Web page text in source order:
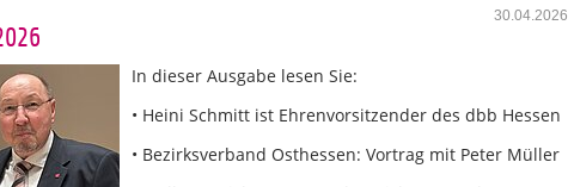
30.04.2026
In dieser Ausgabe lesen Sie:
• Heini Schmitt ist Ehrenvorsitzender des dbb Hessen
• Bezirksverband Osthessen: Vortrag mit Peter Müller